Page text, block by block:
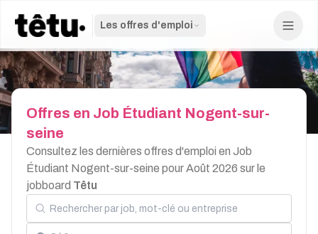
Les offres d'emploi
Offres en Job Étudiant Nogent-sur-
seine
Consultez les dernières offres d'emploi en Job
Étudiant Nogent-sur-seine pour Août 2026 sur le
jobboard Têtu
Rechercher par job, mot-clé ou entreprise
Localisation